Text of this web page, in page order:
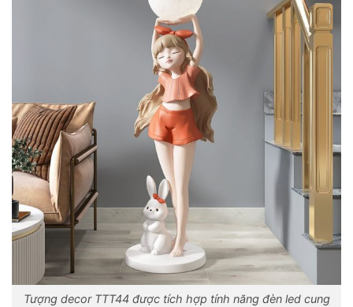
Tượng decor TTT44 được tích hợp tính năng đèn led cung